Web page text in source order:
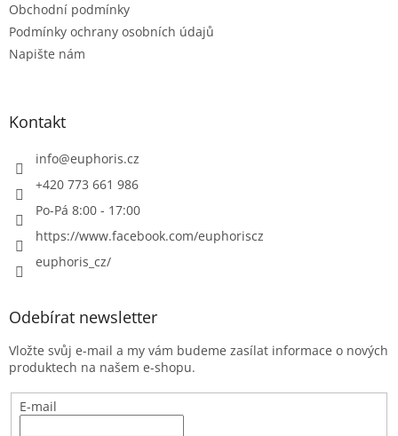
Obchodní podmínky
Podmínky ochrany osobních údajů
Napište nám
Kontakt
info@euphoris.cz
+420 773 661 986
Po-Pá 8:00 - 17:00
https://www.facebook.com/euphoriscz
euphoris_cz/
Odebírat newsletter
Vložte svůj e-mail a my vám budeme zasílat informace o nových
produktech na našem e-shopu.
E-mail